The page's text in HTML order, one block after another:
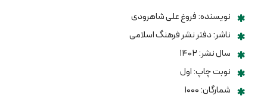
نویسنده: فروغ علی شاهرودی
ناشر: دفتر نشر فرهنگ اسلامی
سال نشر: ۱۴۰۲
نوبت چاپ: اول
شمارگان: ۱۰۰۰